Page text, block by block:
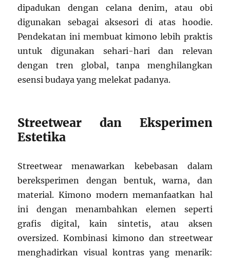
dipadukan dengan celana denim, atau obi
digunakan sebagai aksesori di atas hoodie.
Pendekatan ini membuat kimono lebih praktis
untuk digunakan sehari-hari dan relevan
dengan tren global, tanpa menghilangkan
esensi budaya yang melekat padanya.
Streetwear dan Eksperimen
Estetika
Streetwear menawarkan kebebasan dalam
bereksperimen dengan bentuk, warna, dan
material. Kimono modern memanfaatkan hal
ini dengan menambahkan elemen seperti
grafis digital, kain sintetis, atau aksen
oversized. Kombinasi kimono dan streetwear
menghadirkan visual kontras yang menarik: